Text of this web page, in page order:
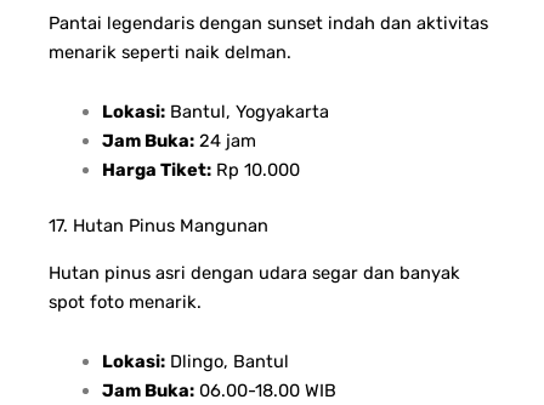
Pantai legendaris dengan sunset indah dan aktivitas
menarik seperti naik delman.
Lokasi:Bantul, Yogyakarta
Jam Buka:24 jam
Harga Tiket:Rp 10.000
17. Hutan Pinus Mangunan
Hutan pinus asri dengan udara segar dan banyak
spot foto menarik.
Lokasi:Dlingo, Bantul
Jam Buka:06.00-18.00 WIB